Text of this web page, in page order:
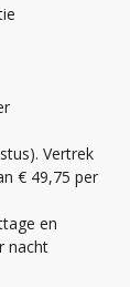
Vertrek
€ 49,75 per
en
nacht